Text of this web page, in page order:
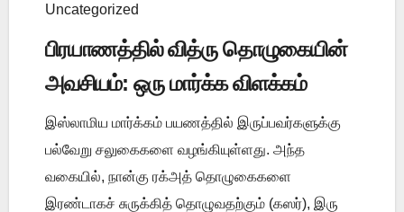
Uncategorized
பிரயாணத்தில் வித்ரு தொழுகையின்
அவசியம்: ஒரு மார்க்க விளக்கம்
இஸ்லாமிய மார்க்கம் பயணத்தில் இருப்பவர்களுக்கு
பல்வேறு சலுகைகளை வழங்கியுள்ளது. அந்த
வகையில், நான்கு ரக்அத் தொழுகைகளை
இரண்டாகச் சுருக்கித் தொழுவதற்கும் (கஸர்), இரு